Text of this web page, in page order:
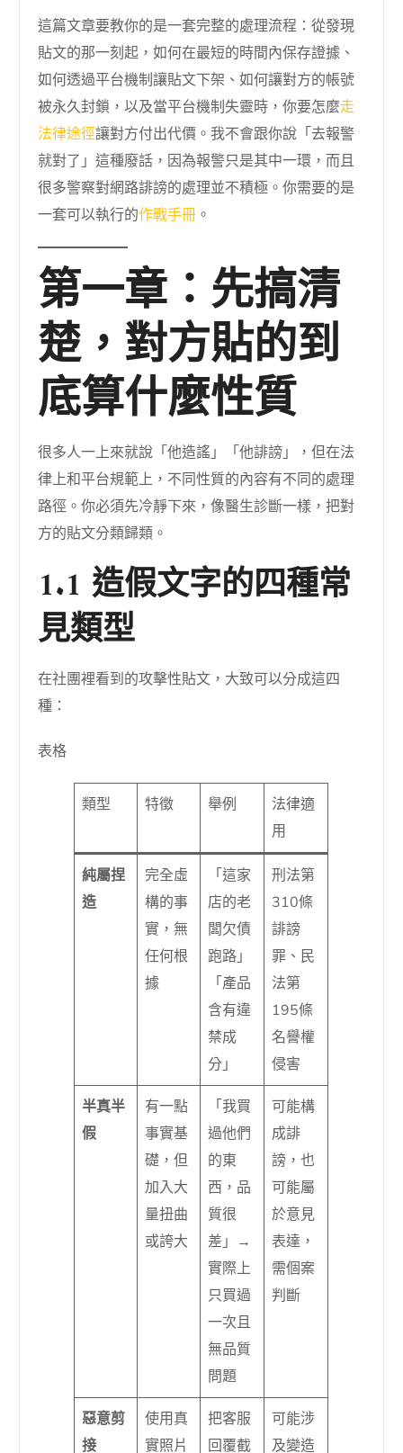
這篇文章要教你的是一套完整的處理流程：從發現
貼文的那一刻起，如何在最短的時間內保存證據、
如何透過平台機制讓貼文下架、如何讓對方的帳號
被永久封鎖，以及當平台機制失靈時，你要怎麼走
法律途徑讓對方付出代價。我不會跟你說「去報警
就對了」這種廢話，因為報警只是其中一環，而且
很多警察對網路誹謗的處理並不積極。你需要的是
一套可以執行的作戰手冊 。
第一章：先搞清
楚，對方貼的到
底算什麼性質
很多人一上來就說「他造謠」「他誹謗」，但在法
律上和平台規範上，不同性質的內容有不同的處理
路徑。你必須先冷靜下來，像醫生診斷一樣，把對
方的貼文分類歸類。
1.1 造假文字的四種常
見類型
在社團裡看到的攻擊性貼文，大致可以分成這四
種：
表格
類型 特徵 舉例
法律適
用
純屬捏
造
完全虛
構的事
實，無
任何根
據
「這家
店的老
闆欠債
跑路」
「產品
含有違
禁成
分」
刑法第
310條
誹謗
罪、民
法第
195條
名譽權
侵害
半真半
假
有一點
事實基
礎，但
加入大
量扭曲
或誇大
「我買
過他們
的東
西，品
質很
差」→
實際上
只買過
一次且
無品質
問題
可能構
成誹
謗，也
可能屬
於意見
表達，
需個案
判斷
惡意剪
接
使用真
實照片
把客服
回覆截
可能涉
及變造